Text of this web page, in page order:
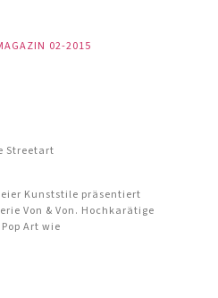
Streetart
Kunststile präsentiert
Von & Von. Hochkarätige
Art wie